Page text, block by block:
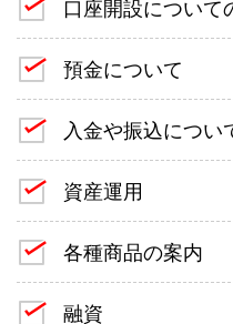
口座開設について
預金について
入金や振込につい
資産運用
各種商品の案内
融資